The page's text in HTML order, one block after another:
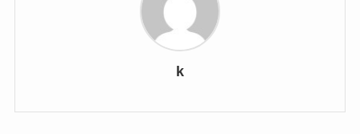
k